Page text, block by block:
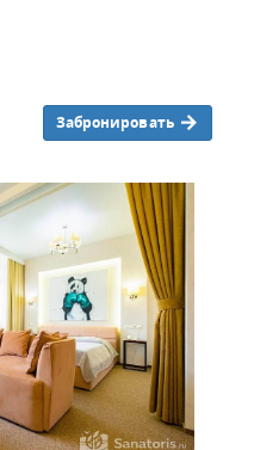
Забронировать